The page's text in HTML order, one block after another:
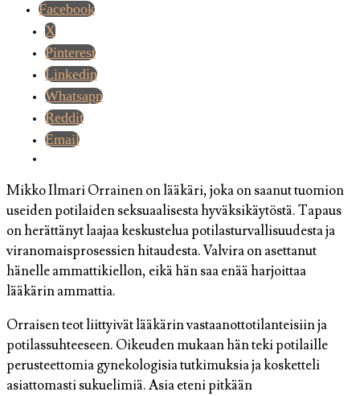
Facebook
X
Pinterest
Linkedin
Whatsapp
Reddit
Email
Mikko Ilmari Orrainen on lääkäri, joka on saanut tuomion
useiden potilaiden seksuaalisesta hyväksikäytöstä. Tapaus
on herättänyt laajaa keskustelua potilasturvallisuudesta ja
viranomaisprosessien hitaudesta. Valvira on asettanut
hänelle ammattikiellon, eikä hän saa enää harjoittaa
lääkärin ammattia.
Orraisen teot liittyivät lääkärin vastaanottotilanteisiin ja
potilassuhteeseen. Oikeuden mukaan hän teki potilaille
perusteettomia gynekologisia tutkimuksia ja kosketteli
asiattomasti sukuelimiä. Asia eteni pitkään